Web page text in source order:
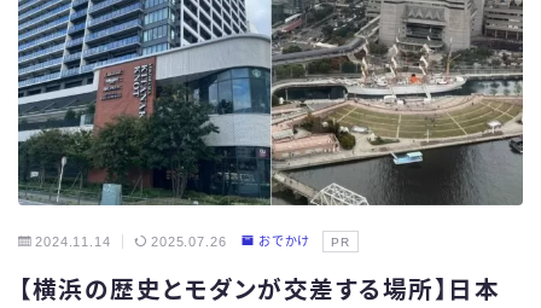
暮らし
資格勉強
キャリア
おでかけ
2024.11.14 2025.07.26 おでかけ PR
【横浜の歴史とモダンが交差する場所】日本